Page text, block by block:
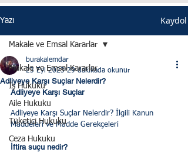
Yazı Kaydol
Makale ve Emsal Kararlar
İş Hukuku
Aile Hukuku
Tüketici Hukuku
Ceza Hukuku
Makale ve Emsal Kararlar
Adliyeye Karşı Suçlar Nelerdir?
burakalemdar
23 Eyl 2023 29 dakikada okunur
Adliyeye Karşı Suçlar
Adliyeye Karşı Suçlar Nelerdir? İlgili Kanun
Maddeleri ve Madde Gerekçeleri
İftira suçu nedir?